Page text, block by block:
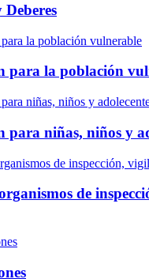
Deberes
para la población
para niñas, niños y
de